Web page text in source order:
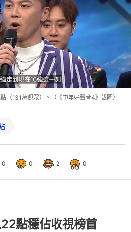
（131萬觀眾）。（《中年好聲音4》截圖）
0 0 2 0
22點穩佔收視榜首